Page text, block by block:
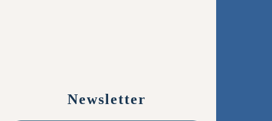
Newsletter